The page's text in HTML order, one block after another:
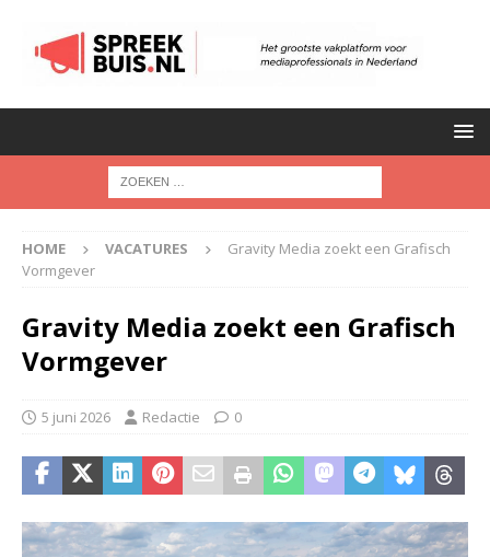
HOME VACATURES
Gravity Media zoekt een Grafisch
Vormgever
Gravity Media zoekt een Grafisch
Vormgever
5 juni 2026 Redactie 0